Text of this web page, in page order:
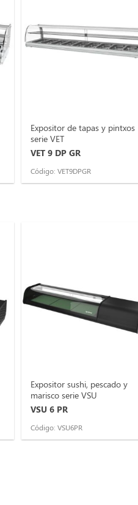
Expositor de tapas y pintxos
serie VET
VET 9 DP GR
Código: VET9DPGR
Expositor sushi, pescado y
marisco serie VSU
VSU 6 PR
Código: VSU6PR